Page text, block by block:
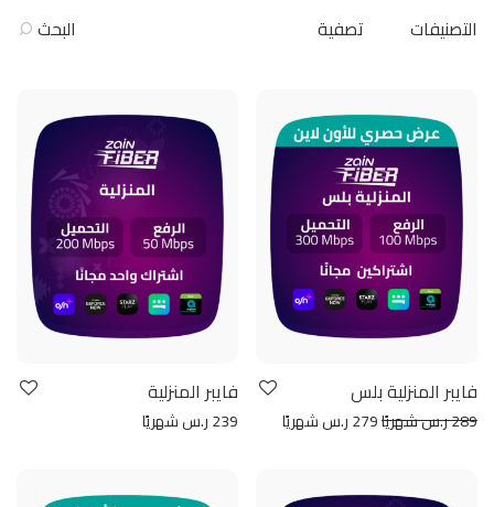
التصنيفات تصفية البحث
فايبر المنزلية بلس
289 ر.س شهريًا
فايبر المنزلية
239 ر.س شهريًا